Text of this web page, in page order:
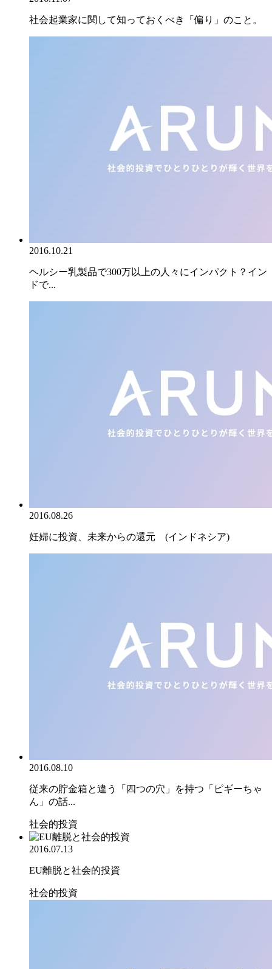
社会起業家に関して知っておくべき「偏り」のこと。
2016.10.21
ヘルシー乳製品で300万以上の人々にインパクト？イン
ドで...
2016.08.26
妊婦に投資、未来からの還元 (インドネシア)
2016.08.10
従来の貯金箱と違う「四つの穴」を持つ「ピギーちゃ
ん」の話...
社会的投資
2016.07.13
EU離脱と社会的投資
社会的投資